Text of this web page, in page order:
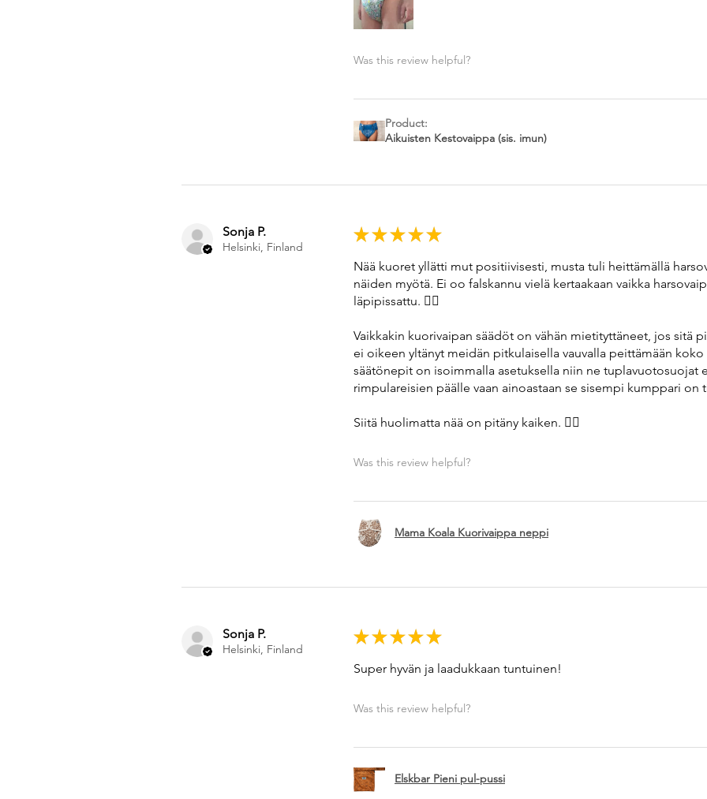
Was this review helpful?
Product:
Aikuisten Kestovaippa (sis. imun)
Sonja P.
Helsinki, Finland
★ ★ ★ ★ ★
Nää kuoret yllätti mut positiivisesti, musta tuli heittämällä
näiden myötä. Ei oo falskannu vielä kertaakaan vaikka
läpipissattu. 👌🏼
Vaikkakin kuorivaipan säädöt on vähän mietityttäneet, jos sitä
ei oikeen yltänyt meidän pitkulaisella vauvalla peittämään koko
säätönepit on isoimmalla asetuksella niin ne tuplavuotosuojat
rimpulareisien päälle vaan ainoastaan se sisempi kumppari on
Siitä huolimatta nää on pitäny kaiken. 👌🏼
Was this review helpful?
Mama Koala Kuorivaippa neppi
Sonja P.
Helsinki, Finland
★ ★ ★ ★ ★
Super hyvän ja laadukkaan tuntuinen!
Was this review helpful?
Elskbar Pieni pul-pussi